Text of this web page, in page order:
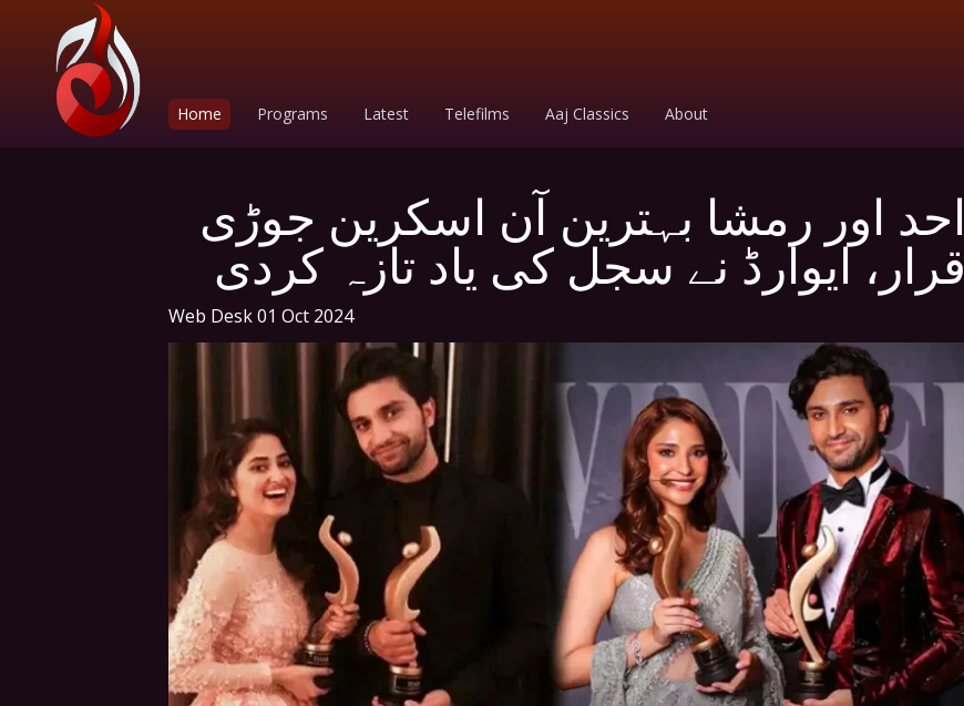
Home Programs Latest Telefilms Aaj Classics About
احد اور رمشا بہترین آن اسکرین جوڑی
قرار، ایوارڈ نے سجل کی یاد تازہ کردی
Web Desk01 Oct 2024